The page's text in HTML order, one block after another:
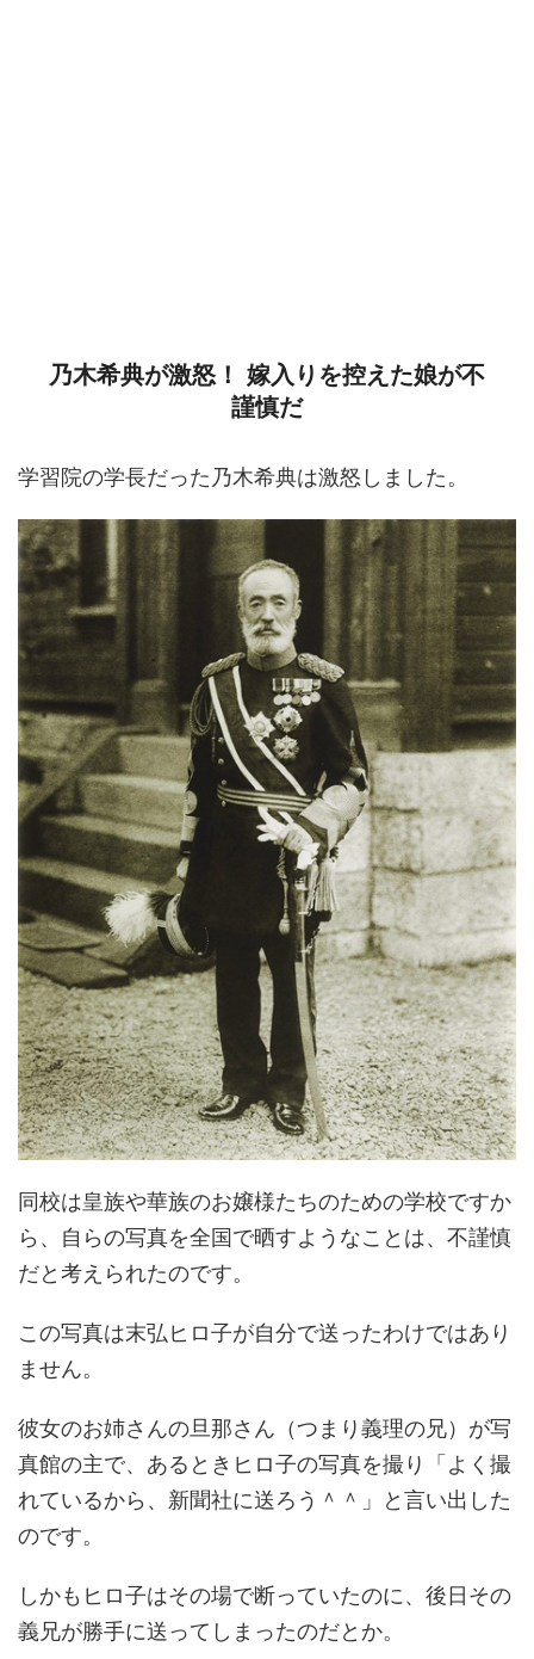
乃木希典が激怒！ 嫁入りを控えた娘が不
謹慎だ
学習院の学長だった乃木希典は激怒しました。
同校は皇族や華族のお嬢様たちのための学校ですか
ら、自らの写真を全国で晒すようなことは、不謹慎
だと考えられたのです。
この写真は末弘ヒロ子が自分で送ったわけではあり
ません。
彼女のお姉さんの旦那さん（つまり義理の兄）が写
真館の主で、あるときヒロ子の写真を撮り「よく撮
れているから、新聞社に送ろう＾＾」と言い出した
のです。
しかもヒロ子はその場で断っていたのに、後日その
義兄が勝手に送ってしまったのだとか。